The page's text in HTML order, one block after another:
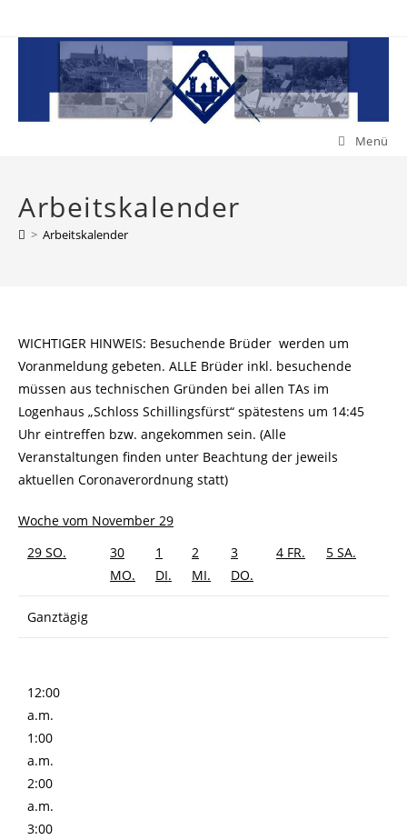
Inhalt
Menü
Arbeitskalender
> Arbeitskalender
WICHTIGER HINWEIS: Besuchende Brüder werden um
Voranmeldung gebeten. ALLE Brüder inkl. besuchende
müssen aus technischen Gründen bei allen TAs im
Logenhaus „Schloss Schillingsfürst“ spätestens um 14:45
Uhr eintreffen bzw. angekommen sein. (Alle
Veranstaltungen finden unter Beachtung der jeweils
aktuellen Coronaverordnung statt)
Woche vom November 29
29 SO.
30
MO.
1
DI.
2
MI.
3
DO.
4 FR. 5 SA.
Ganztägig
12:00
a.m.
1:00
a.m.
2:00
a.m.
3:00